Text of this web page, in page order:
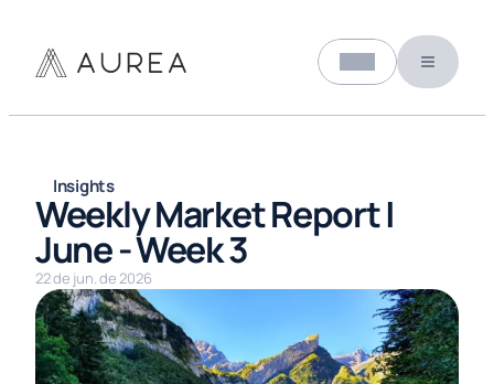
Select Language
Insights
Weekly Market Report |
June - Week 3
22 de jun. de 2026